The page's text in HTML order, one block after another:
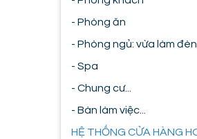
- Phòng ăn
- Phòng ngủ: vừa làm
- Spa
- Chung cư...
- Bàn làm việc...
HỆ THỐNG CỬA HÀNG